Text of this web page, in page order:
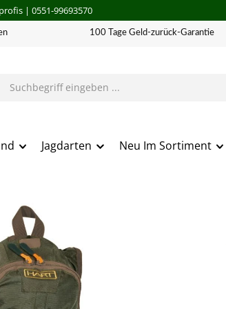
| 0551-99693570
100 Tage Geld-zurück-Garantie
Jagdarten Neu Im Sortiment